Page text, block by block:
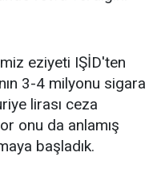
eziyeti IŞİD'ten
3-4 milyonu sigara
lirası ceza
onu da anlamış
başladık.